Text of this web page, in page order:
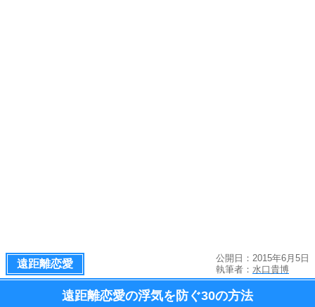
遠距離恋愛
公開日：2015年6月5日
執筆者： 水口貴博
遠距離恋愛の浮気を防ぐ30の方法